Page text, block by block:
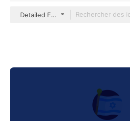
Detailed Flat Circular Flat